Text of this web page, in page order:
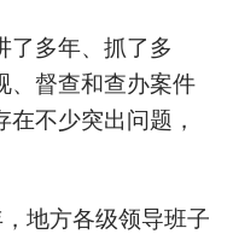
多年、抓了多
、督查和查办案件
不少突出问题，
地方各级领导班子